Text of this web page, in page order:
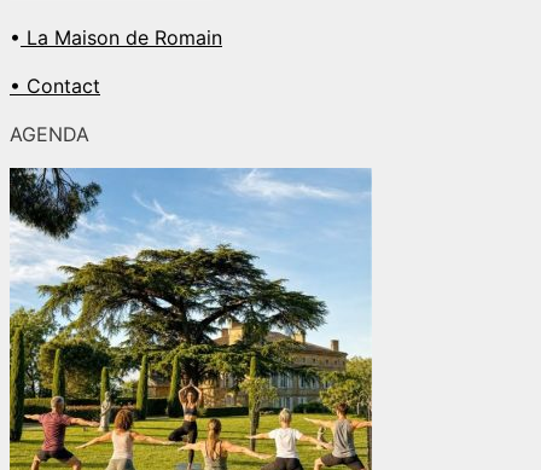
• La Maison de Romain
• Contact
AGENDA